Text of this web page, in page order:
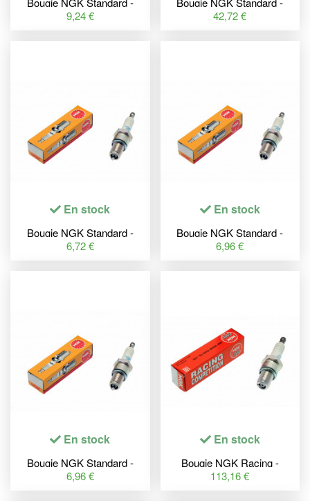
BPR8HSA
9,24 €
ER9EH
42,72 €
En stock
Bougie NGK Standard -
D9EA
6,72 €
En stock
Bougie NGK Standard -
BCP7ES
6,96 €
En stock
Bougie NGK Standard -
BPMR7A
6,96 €
En stock
Bougie NGK Racing -
R2525-10
113,16 €